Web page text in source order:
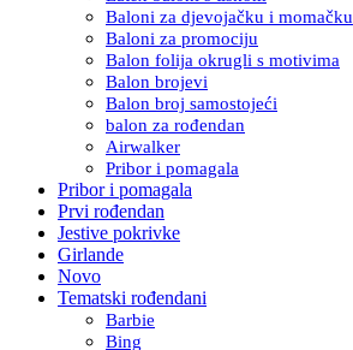
Baloni za djevojačku i momačku
Baloni za promociju
Balon folija okrugli s motivima
Balon brojevi
Balon broj samostojeći
balon za rođendan
Airwalker
Pribor i pomagala
Pribor i pomagala
Prvi rođendan
Jestive pokrivke
Girlande
Novo
Tematski rođendani
Barbie
Bing